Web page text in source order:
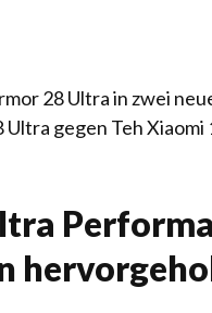
28 Ultra in zwei
gegen Teh Xiaomi